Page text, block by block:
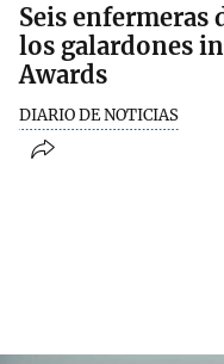
Seis enfermeras
los galardones
Awards
DIARIO DE NOTICIAS